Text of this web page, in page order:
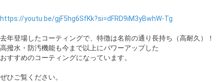
https://youtu.be/gjF5hg6SfKk?si=dFRD9iM3yBwhW-Tg
去年登場したコーティングで、特徴は名前の通り長持ち（高耐久）！
高撥水・防汚機能も今まで以上にパワーアップした
おすすめのコーティングになっています。
ぜひご覧ください。